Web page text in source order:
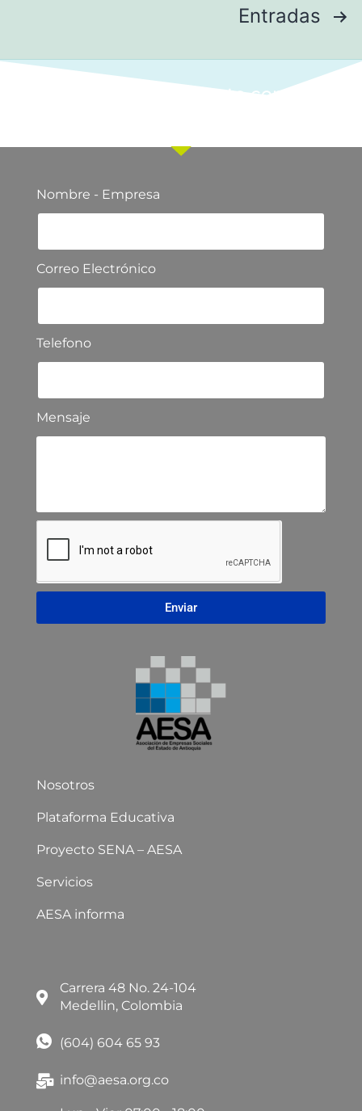
Entradas
Ponte en contacto con
Nombre - Empresa
Correo Electrónico
Telefono
Mensaje
Enviar
Nosotros
Plataforma Educativa
Proyecto SENA – AESA
Servicios
AESA informa
Carrera 48 No. 24-104
Medellin, Colombia
(604) 604 65 93
info@aesa.org.co